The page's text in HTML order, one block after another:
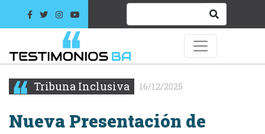
Tribuna Inclusiva 16/12/2025
Nueva Presentación de